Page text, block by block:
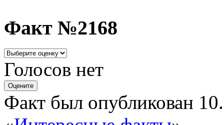
Факт №2168
Голосов нет
Факт был опубликован